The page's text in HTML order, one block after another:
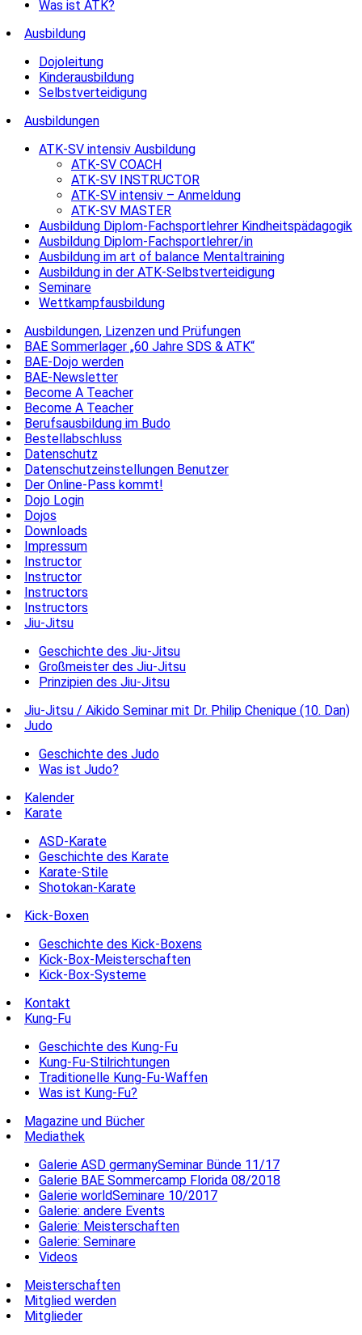
Was ist ATK?
Ausbildung
Dojoleitung
Kinderausbildung
Selbstverteidigung
Ausbildungen
ATK-SV intensiv Ausbildung
ATK-SV COACH
ATK-SV INSTRUCTOR
ATK-SV intensiv – Anmeldung
ATK-SV MASTER
Ausbildung Diplom-Fachsportlehrer Kindheitspädagogik
Ausbildung Diplom-Fachsportlehrer/in
Ausbildung im art of balance Mentaltraining
Ausbildung in der ATK-Selbstverteidigung
Seminare
Wettkampfausbildung
Ausbildungen, Lizenzen und Prüfungen
BAE Sommerlager „60 Jahre SDS & ATK“
BAE-Dojo werden
BAE-Newsletter
Become A Teacher
Become A Teacher
Berufsausbildung im Budo
Bestellabschluss
Datenschutz
Datenschutzeinstellungen Benutzer
Der Online-Pass kommt!
Dojo Login
Dojos
Downloads
Impressum
Instructor
Instructor
Instructors
Instructors
Jiu-Jitsu
Geschichte des Jiu-Jitsu
Großmeister des Jiu-Jitsu
Prinzipien des Jiu-Jitsu
Jiu-Jitsu / Aikido Seminar mit Dr. Philip Chenique (10. Dan)
Judo
Geschichte des Judo
Was ist Judo?
Kalender
Karate
ASD-Karate
Geschichte des Karate
Karate-Stile
Shotokan-Karate
Kick-Boxen
Geschichte des Kick-Boxens
Kick-Box-Meisterschaften
Kick-Box-Systeme
Kontakt
Kung-Fu
Geschichte des Kung-Fu
Kung-Fu-Stilrichtungen
Traditionelle Kung-Fu-Waffen
Was ist Kung-Fu?
Magazine und Bücher
Mediathek
Galerie ASD germanySeminar Bünde 11/17
Galerie BAE Sommercamp Florida 08/2018
Galerie worldSeminare 10/2017
Galerie: andere Events
Galerie: Meisterschaften
Galerie: Seminare
Videos
Meisterschaften
Mitglied werden
Mitglieder